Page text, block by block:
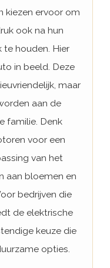
kiezen ervoor om
ook na hun
te houden. Hier
in beeld. Deze
maar
aan de
familie. Denk
voor een
van het
aan bloemen en
bedrijven die
de elektrische
keuze die
opties.